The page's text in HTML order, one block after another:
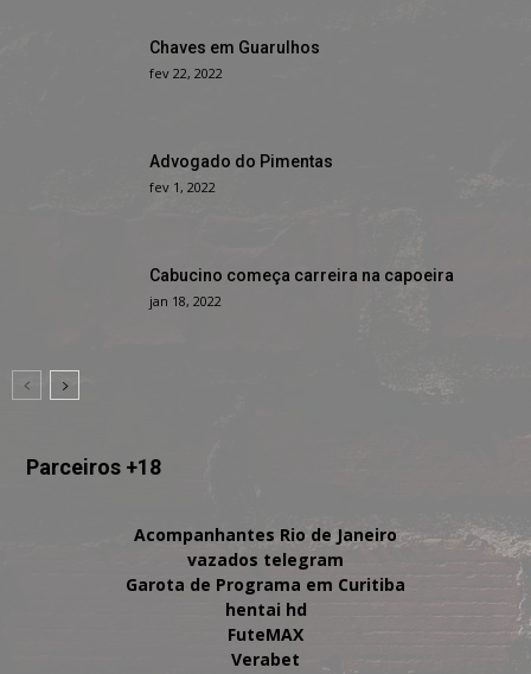
Chaves em Guarulhos
fev 22, 2022
Advogado do Pimentas
fev 1, 2022
Cabucino começa carreira na capoeira
jan 18, 2022
Parceiros +18
Acompanhantes Rio de Janeiro
vazados telegram
Garota de Programa em Curitiba
hentai hd
FuteMAX
Verabet